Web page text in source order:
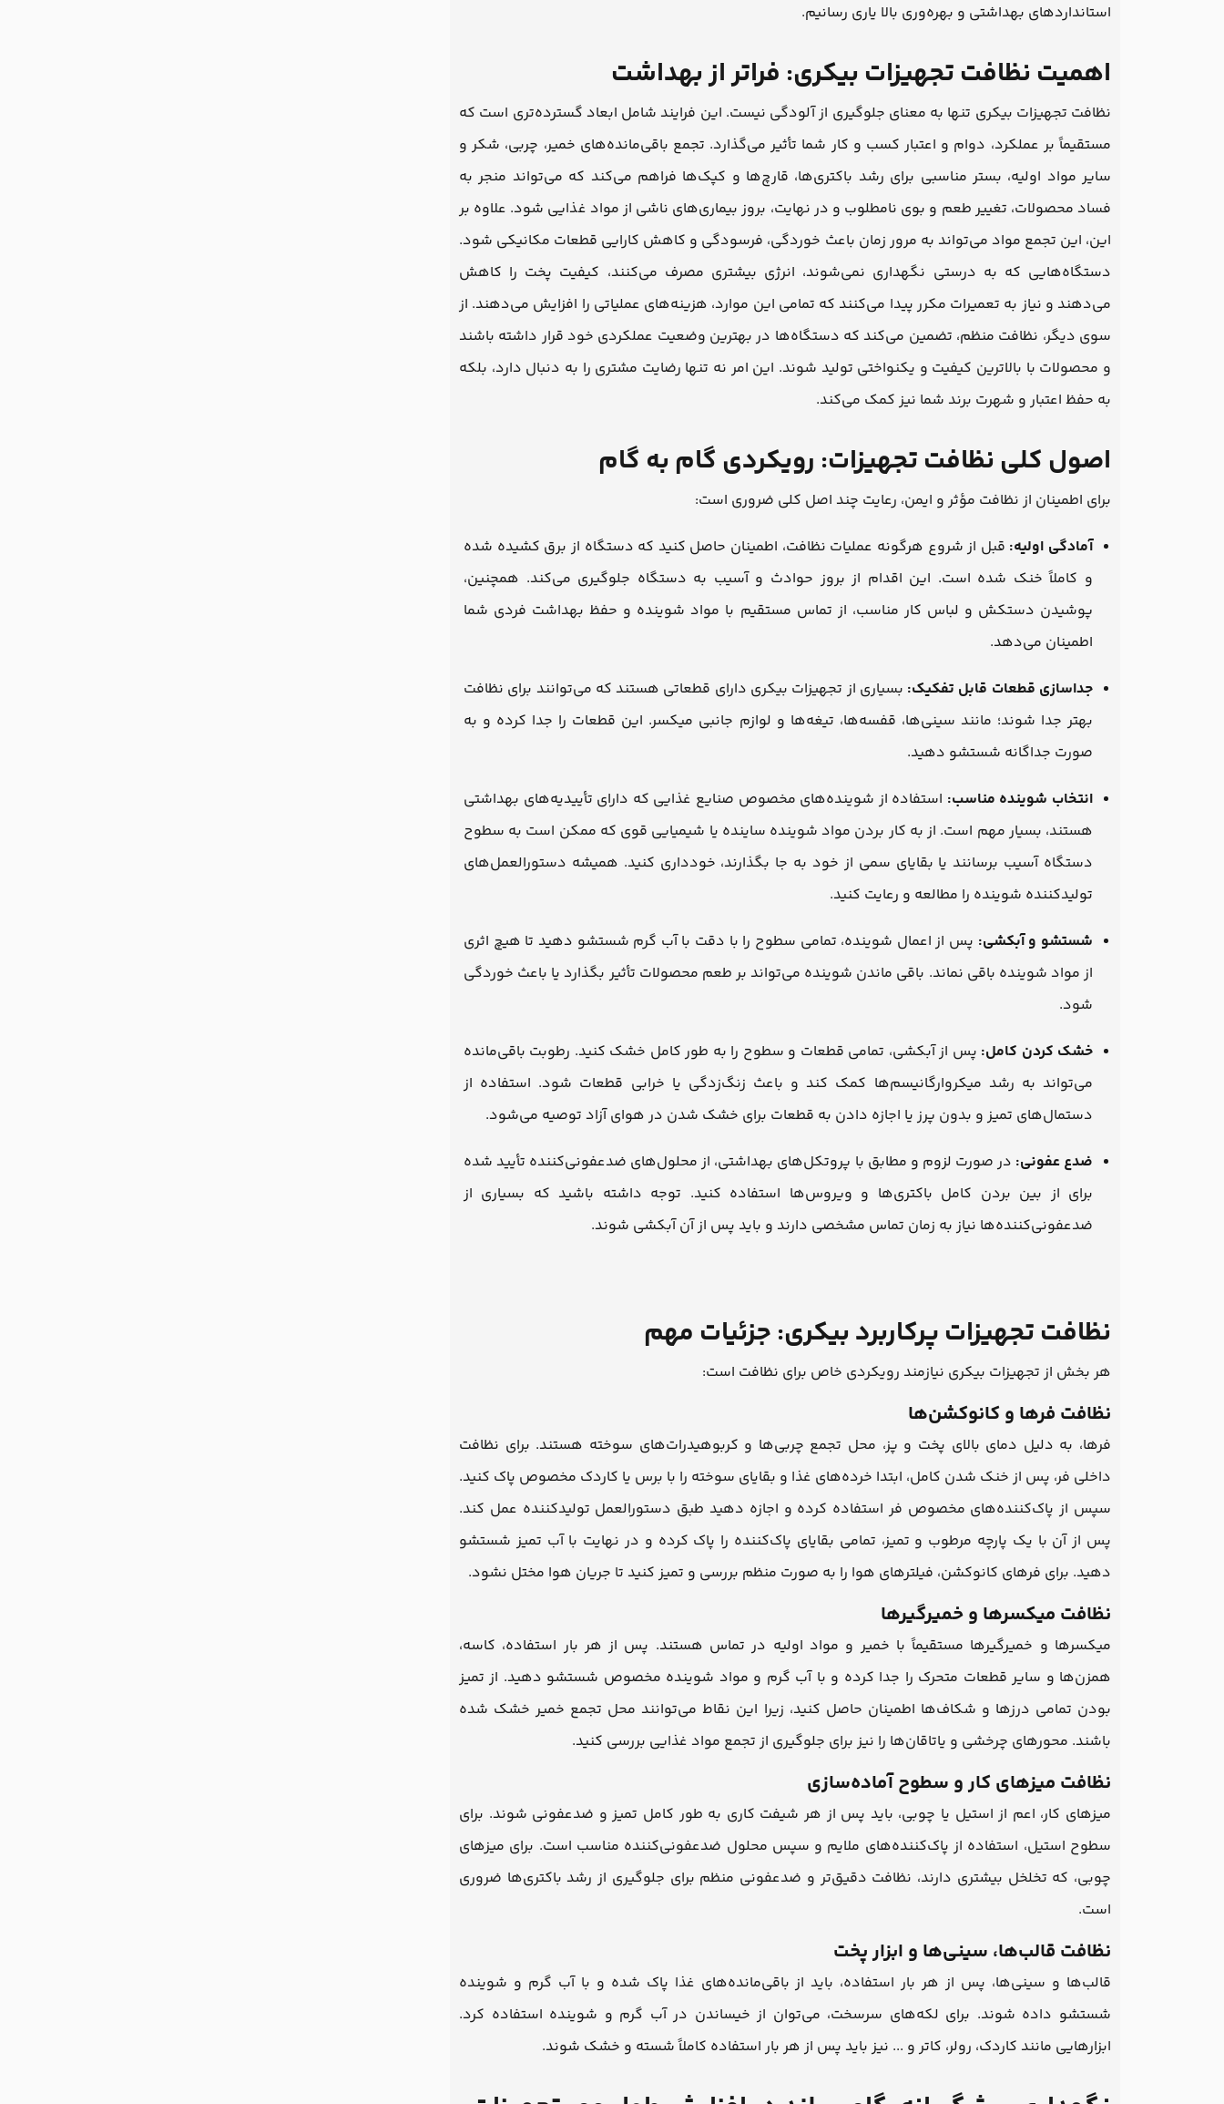
استانداردهای بهداشتی و بهره‌وری بالا یاری رسانیم.
اهمیت نظافت تجهیزات بیکری: فراتر از بهداشت
نظافت تجهیزات بیکری تنها به معنای جلوگیری از آلودگی نیست. این فرایند شامل ابعاد گسترده‌تری است که
مستقیماً بر عملکرد، دوام و اعتبار کسب و کار شما تأثیر می‌گذارد. تجمع باقی‌مانده‌های خمیر، چربی، شکر و
سایر مواد اولیه، بستر مناسبی برای رشد باکتری‌ها، قارچ‌ها و کپک‌ها فراهم می‌کند که می‌تواند منجر به
فساد محصولات، تغییر طعم و بوی نامطلوب و در نهایت، بروز بیماری‌های ناشی از مواد غذایی شود. علاوه بر
این، این تجمع مواد می‌تواند به مرور زمان باعث خوردگی، فرسودگی و کاهش کارایی قطعات مکانیکی شود.
دستگاه‌هایی که به درستی نگهداری نمی‌شوند، انرژی بیشتری مصرف می‌کنند، کیفیت پخت را کاهش
می‌دهند و نیاز به تعمیرات مکرر پیدا می‌کنند که تمامی این موارد، هزینه‌های عملیاتی را افزایش می‌دهند. از
سوی دیگر، نظافت منظم، تضمین می‌کند که دستگاه‌ها در بهترین وضعیت عملکردی خود قرار داشته باشند
و محصولات با بالاترین کیفیت و یکنواختی تولید شوند. این امر نه تنها رضایت مشتری را به دنبال دارد، بلکه
به حفظ اعتبار و شهرت برند شما نیز کمک می‌کند.
اصول کلی نظافت تجهیزات: رویکردی گام به گام
برای اطمینان از نظافت مؤثر و ایمن، رعایت چند اصل کلی ضروری است:
آمادگی اولیه: قبل از شروع هرگونه عملیات نظافت، اطمینان حاصل کنید که دستگاه از برق کشیده شده
و کاملاً خنک شده است. این اقدام از بروز حوادث و آسیب به دستگاه جلوگیری می‌کند. همچنین،
پوشیدن دستکش و لباس کار مناسب، از تماس مستقیم با مواد شوینده و حفظ بهداشت فردی شما
اطمینان می‌دهد.
جداسازی قطعات قابل تفکیک: بسیاری از تجهیزات بیکری دارای قطعاتی هستند که می‌توانند برای نظافت
بهتر جدا شوند؛ مانند سینی‌ها، قفسه‌ها، تیغه‌ها و لوازم جانبی میکسر. این قطعات را جدا کرده و به
صورت جداگانه شستشو دهید.
انتخاب شوینده مناسب: استفاده از شوینده‌های مخصوص صنایع غذایی که دارای تأییدیه‌های بهداشتی
هستند، بسیار مهم است. از به کار بردن مواد شوینده ساینده یا شیمیایی قوی که ممکن است به سطوح
دستگاه آسیب برسانند یا بقایای سمی از خود به جا بگذارند، خودداری کنید. همیشه دستورالعمل‌های
تولیدکننده شوینده را مطالعه و رعایت کنید.
شستشو و آبکشی: پس از اعمال شوینده، تمامی سطوح را با دقت با آب گرم شستشو دهید تا هیچ اثری
از مواد شوینده باقی نماند. باقی ماندن شوینده می‌تواند بر طعم محصولات تأثیر بگذارد یا باعث خوردگی
شود.
خشک کردن کامل: پس از آبکشی، تمامی قطعات و سطوح را به طور کامل خشک کنید. رطوبت باقی‌مانده
می‌تواند به رشد میکروارگانیسم‌ها کمک کند و باعث زنگ‌زدگی یا خرابی قطعات شود. استفاده از
دستمال‌های تمیز و بدون پرز یا اجازه دادن به قطعات برای خشک شدن در هوای آزاد توصیه می‌شود.
ضدع عفونی: در صورت لزوم و مطابق با پروتکل‌های بهداشتی، از محلول‌های ضدعفونی‌کننده تأیید شده
برای از بین بردن کامل باکتری‌ها و ویروس‌ها استفاده کنید. توجه داشته باشید که بسیاری از
ضدعفونی‌کننده‌ها نیاز به زمان تماس مشخصی دارند و باید پس از آن آبکشی شوند.
نظافت تجهیزات پرکاربرد بیکری: جزئیات مهم
هر بخش از تجهیزات بیکری نیازمند رویکردی خاص برای نظافت است:
نظافت فرها و کانوکشن‌ها
فرها، به دلیل دمای بالای پخت و پز، محل تجمع چربی‌ها و کربوهیدرات‌های سوخته هستند. برای نظافت
داخلی فر، پس از خنک شدن کامل، ابتدا خرده‌های غذا و بقایای سوخته را با برس یا کاردک مخصوص پاک کنید.
سپس از پاک‌کننده‌های مخصوص فر استفاده کرده و اجازه دهید طبق دستورالعمل تولیدکننده عمل کند.
پس از آن با یک پارچه مرطوب و تمیز، تمامی بقایای پاک‌کننده را پاک کرده و در نهایت با آب تمیز شستشو
دهید. برای فرهای کانوکشن، فیلترهای هوا را به صورت منظم بررسی و تمیز کنید تا جریان هوا مختل نشود.
نظافت میکسرها و خمیرگیرها
میکسرها و خمیرگیرها مستقیماً با خمیر و مواد اولیه در تماس هستند. پس از هر بار استفاده، کاسه،
همزن‌ها و سایر قطعات متحرک را جدا کرده و با آب گرم و مواد شوینده مخصوص شستشو دهید. از تمیز
بودن تمامی درزها و شکاف‌ها اطمینان حاصل کنید، زیرا این نقاط می‌توانند محل تجمع خمیر خشک شده
باشند. محورهای چرخشی و یاتاقان‌ها را نیز برای جلوگیری از تجمع مواد غذایی بررسی کنید.
نظافت میزهای کار و سطوح آماده‌سازی
میزهای کار، اعم از استیل یا چوبی، باید پس از هر شیفت کاری به طور کامل تمیز و ضدعفونی شوند. برای
سطوح استیل، استفاده از پاک‌کننده‌های ملایم و سپس محلول ضدعفونی‌کننده مناسب است. برای میزهای
چوبی، که تخلخل بیشتری دارند، نظافت دقیق‌تر و ضدعفونی منظم برای جلوگیری از رشد باکتری‌ها ضروری
است.
نظافت قالب‌ها، سینی‌ها و ابزار پخت
قالب‌ها و سینی‌ها، پس از هر بار استفاده، باید از باقی‌مانده‌های غذا پاک شده و با آب گرم و شوینده
شستشو داده شوند. برای لکه‌های سرسخت، می‌توان از خیساندن در آب گرم و شوینده استفاده کرد.
ابزارهایی مانند کاردک، رولر، کاتر و ... نیز باید پس از هر بار استفاده کاملاً شسته و خشک شوند.